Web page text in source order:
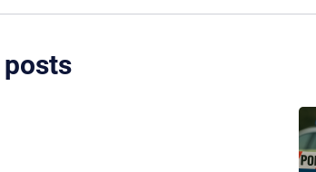
posts